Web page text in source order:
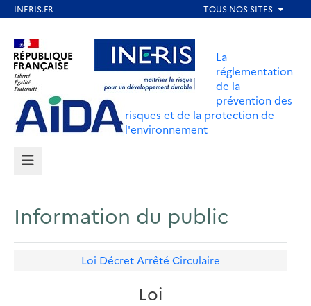
contenu
principal
Aller au contenu Aller au menu
Aller au pied de page
La
réglementation
de la
prévention des
risques et de la protection de
l'environnement
MENU
Information du public
Loi Décret Arrêté Circulaire
Loi